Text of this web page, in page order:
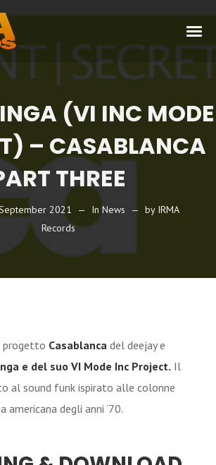
(VI INC MODE
– CASABLANCA
THREE
2021 In News by IRMA
Records
progetto Casablancadel deejay e
e del suo VI Mode Inc Project. Il
al sound funk ispirato alle colonne
americana degli anni ’70.